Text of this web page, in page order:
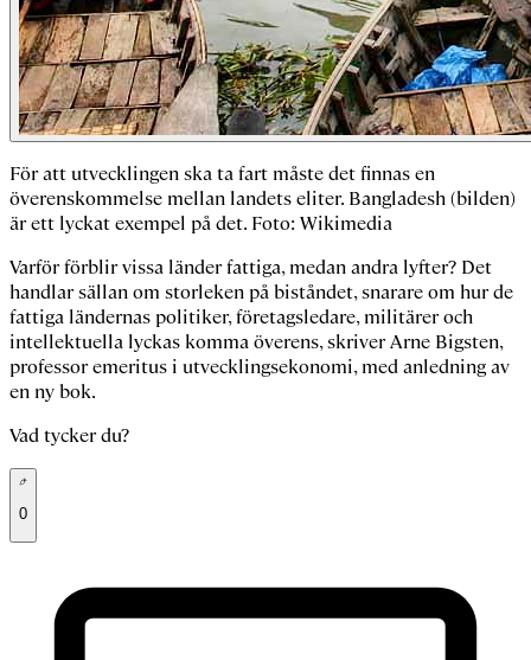
För att utvecklingen ska ta fart måste det finnas en
överenskommelse mellan landets eliter. Bangladesh (bilden)
är ett lyckat exempel på det. Foto: Wikimedia
Varför förblir vissa länder fattiga, medan andra lyfter? Det
handlar sällan om storleken på biståndet, snarare om hur de
fattiga ländernas politiker, företagsledare, militärer och
intellektuella lyckas komma överens, skriver Arne Bigsten,
professor emeritus i utvecklingsekonomi, med anledning av
en ny bok.
Vad tycker du?
0